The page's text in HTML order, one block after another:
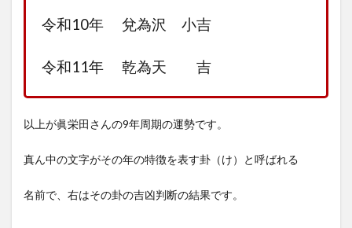
令和10年 兌為沢 小吉
令和11年 乾為天 吉
以上が眞栄田さんの9年周期の運勢です。
真ん中の文字がその年の特徴を表す卦（け）と呼ばれる
名前で、右はその卦の吉凶判断の結果です。